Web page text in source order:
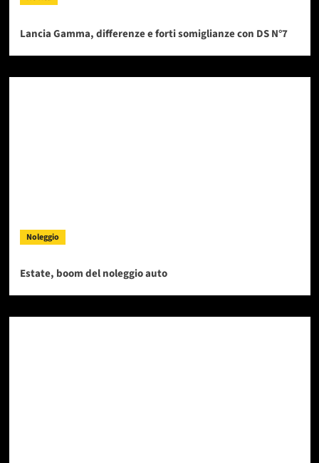
Lancia Gamma, differenze e forti somiglianze con DS N°7
Noleggio
Estate, boom del noleggio auto